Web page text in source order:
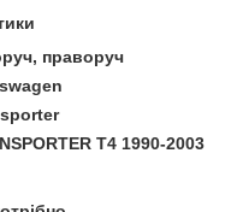
праворуч
T4 1990-2003